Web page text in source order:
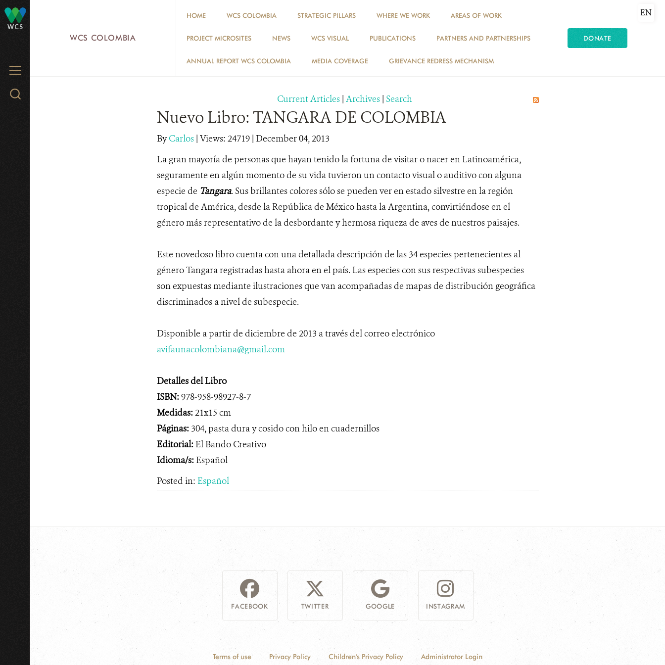
WCS
MENU
Search
WCS COLOMBIA
HOME WCS COLOMBIA STRATEGIC PILLARS WHERE WE WORK AREAS OF WORK
PROJECT MICROSITES NEWS WCS VISUAL PUBLICATIONS PARTNERS AND PARTNERSHIPS
ANNUAL REPORT WCS COLOMBIA MEDIA COVERAGE GRIEVANCE REDRESS MECHANISM
DONATE
EN
NEWS
Current Articles | Archives | Search
Nuevo Libro: TANGARA DE COLOMBIA
ByCarlos | Views: 24719| December 04, 2013
La gran mayoría de personas que hayan tenido la fortuna de visitar o nacer en Latinoamérica,
seguramente en algún momento de su vida tuvieron un contacto visual o auditivo con alguna
especie de Tangara. Sus brillantes colores sólo se pueden ver en estado silvestre en la región
tropical de América, desde la República de México hasta la Argentina, convirtiéndose en el
género más representativo de la desbordante y hermosa riqueza de aves de nuestros paisajes.
Este novedoso libro cuenta con una detallada descripción de las 34 especies pertenecientes al
género Tangara registradas hasta ahora en el país. Las especies con sus respectivas subespecies
son expuestas mediante ilustraciones que van acompañadas de mapas de distribución geográfica
discriminados a nivel de subespecie.
Disponible a partir de diciembre de 2013 a través del correo electrónico
avifaunacolombiana@gmail.com
Detalles del Libro
ISBN:978-958-98927-8-7
Medidas:21x15 cm
Páginas: 304, pasta dura y cosido con hilo en cuadernillos
Editorial: El Bando Creativo
Idioma/s: Español
Posted in: Español
FACEBOOK TWITTER GOOGLE INSTAGRAM
Terms of use Privacy Policy Children's Privacy Policy Administrator Login